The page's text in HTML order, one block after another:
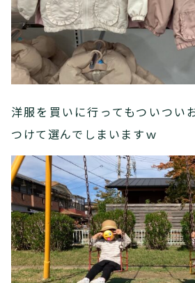
洋服を買いに行ってもついつい
つけて選んでしまいますｗ